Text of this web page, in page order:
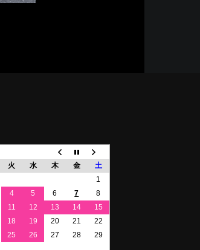
火 水 木 金
土
1
4 5 6 7
8
11 12 13 14
15
18 19 20 21
22
25 26 27 28
29